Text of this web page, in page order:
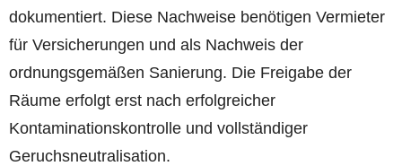
dokumentiert. Diese Nachweise benötigen Vermieter
für Versicherungen und als Nachweis der
ordnungsgemäßen Sanierung. Die Freigabe der
Räume erfolgt erst nach erfolgreicher
Kontaminationskontrolle und vollständiger
Geruchsneutralisation.